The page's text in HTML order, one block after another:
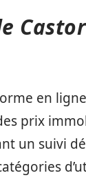
en
prix
un suivi